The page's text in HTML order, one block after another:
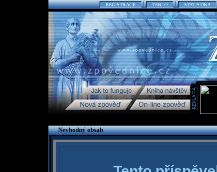
REGISTRACE TABLO STATISTIKA
Nevhodný obsah